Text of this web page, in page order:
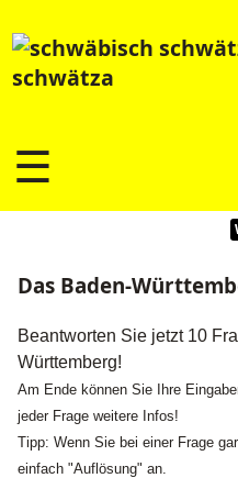
schwätza
☰
Das Baden-
Beantworten Sie jetzt 10
Württemberg!
Am Ende können Sie Ihre
jeder Frage weitere Infos!
Tipp: Wenn Sie bei einer Frage
einfach "Auflösung" an.